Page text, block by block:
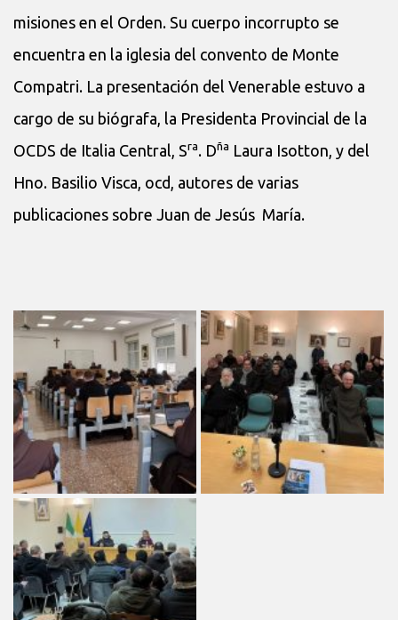
misiones en el Orden. Su cuerpo incorrupto se
encuentra en la iglesia del convento de Monte
Compatri. La presentación del Venerable estuvo a
cargo de su biógrafa, la Presidenta Provincial de la
OCDS de Italia Central, Sra. Dña Laura Isotton, y del
Hno. Basilio Visca, ocd, autores de varias
publicaciones sobre Juan de Jesús María.